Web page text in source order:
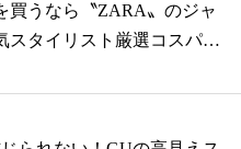
買うなら〝ZARA〟のジャ
スタイリスト厳選コスパ優